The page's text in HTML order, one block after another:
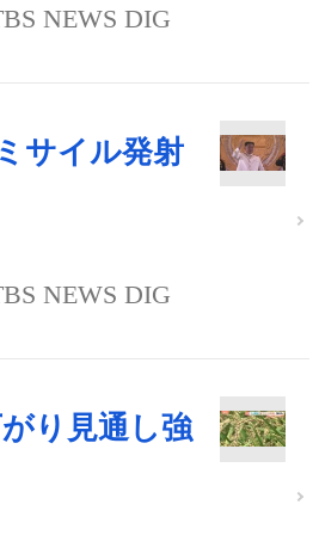
NEWS DIG
サイル発射
NEWS DIG
り見通し強